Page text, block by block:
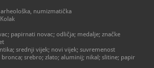
numizmatička
papirnati novac; odličja; medalje; značke
srednji vijek; novi vijek; suvremenost
bronca; srebro; zlato; aluminij; nikal; slitine; papir